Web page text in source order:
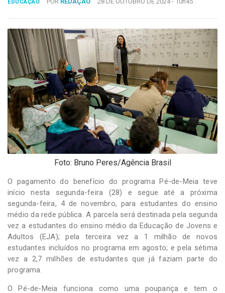
FALE
Copyright
2024
Desenvolvido
por
Hesea
Tecnologia
Sistemas
EDUCAÇÃO
Foto: Bruno Peres/Agência Brasil
O pagamento do benefício do programa Pé-de-Meia teve
início nesta segunda-feira (28) e segue até a próxima
segunda-feira, 4 de novembro, para estudantes do ensino
médio da rede pública. A parcela será destinada pela segunda
vez a estudantes do ensino médio da Educação de Jovens e
Adultos (EJA); pela terceira vez a 1 milhão de novos
estudantes incluídos no programa em agosto; e pela sétima
vez a 2,7 milhões de estudantes que já faziam parte do
programa.
O Pé-de-Meia funciona como uma poupança e tem o